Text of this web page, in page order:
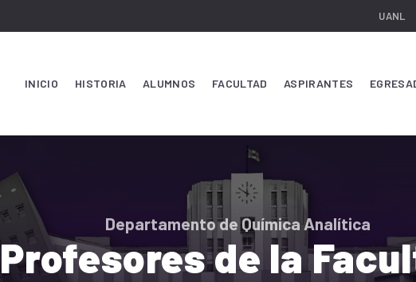
UANL
INICIO HISTORIA ALUMNOS FACULTAD ASPIRANTES
Departamento de Química Analítica
Profesores de la